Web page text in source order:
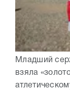
Младший
взяла